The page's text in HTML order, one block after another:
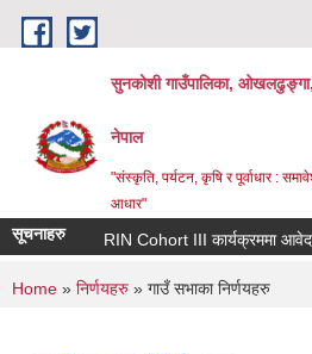
Skip to main content
सुनकोशी गाउँपालिका,
नेपाल
"संस्कृति, पर्यटन, कृषि र पूर्वाधार :
आधार"
सूचनाहरु RIN Cohort III कार्यक्रममा आवेदन
You are here
Home » निर्णयहरु » गाउँ सभाका निर्णयहरु